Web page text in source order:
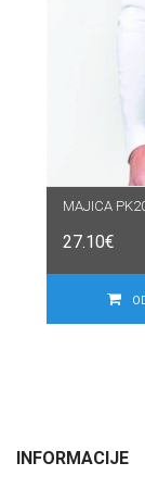
MAJICA
27.10€
INFORMACIJE